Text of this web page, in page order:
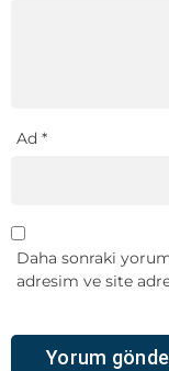
Ad *
Daha sonraki
adresim ve site